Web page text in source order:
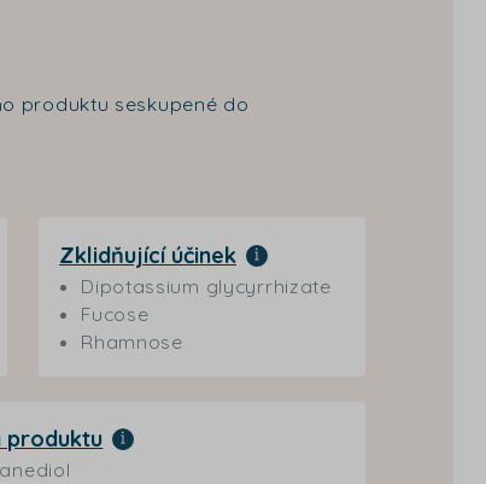
produktu seskupené do
Zklidňující účinek
Dipotassium glycyrrhizate
Fucose
Rhamnose
produktu